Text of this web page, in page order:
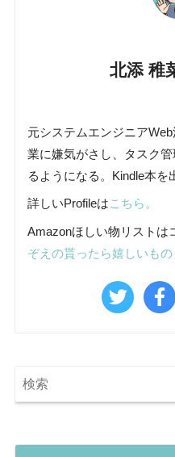
北添 稚
元システムエンジニア
業に嫌気がさし、タスク
るようになる。Kindle本を
詳しいProfileはこちら。
Amazonほしい物リストは
ぞえの貰ったら嬉しいもの